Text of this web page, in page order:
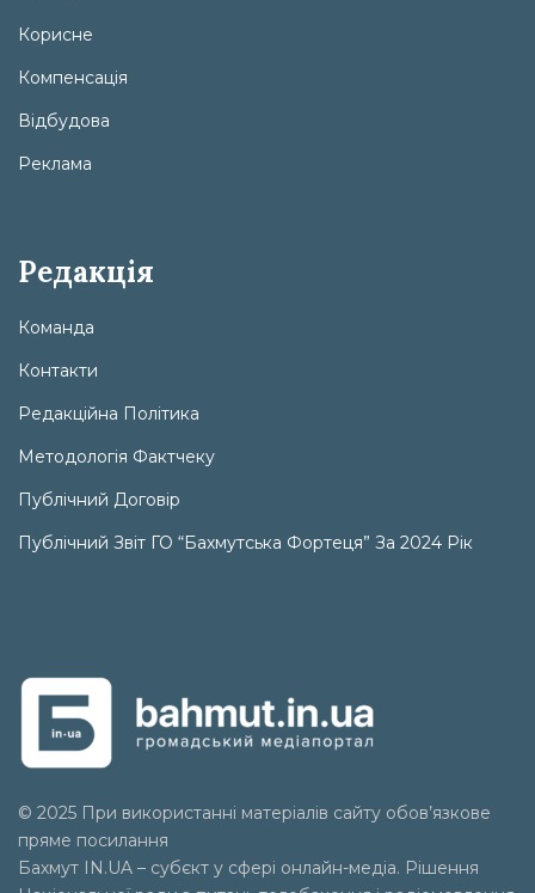
Корисне
Компенсація
Відбудова
Реклама
Редакція
Команда
Контакти
Редакційна Політика
Методологія Фактчеку
Публічний Договір
Публічний Звіт ГО “Бахмутська Фортеця” За 2024 Рік
© 2025 При використанні матеріалів сайту обов’язкове
пряме посилання
Бахмут IN.UA – субєкт у сфері онлайн-медіа. Рішення